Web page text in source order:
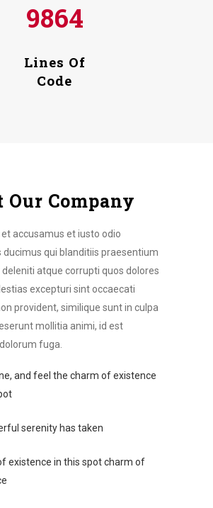
9864
Lines Of
Code
Our Company
accusamus et iusto odio
ducimus qui blanditiis praesentium
atque corrupti quos dolores
excepturi sint occaecati
provident, similique sunt in culpa
mollitia animi, id est
fuga.
and feel the charm of existence
serenity has taken
existence in this spot charm of